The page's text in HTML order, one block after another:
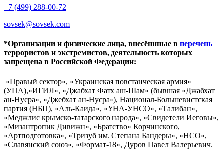
+7 (499) 288-00-72
sovsek@sovsek.com
*Организации и физические лица, внесённные в перечень
террористов и экстремистов, деятельность которых
запрещена в Российской Федерации:
«Правый сектор», «Украинская повстанческая армия»
(УПА),«ИГИЛ», «Джабхат Фатх аш-Шам» (бывшая «Джабхат
ан-Нусра», «Джебхат ан-Нусра»), Национал-Большевистская
партия (НБП), «Аль-Каида», «УНА-УНСО», «Талибан»,
«Меджлис крымско-татарского народа», «Свидетели Иеговы»,
«Мизантропик Дивижн», «Братство» Корчинского,
«Артподготовка», «Тризуб им. Степана Бандеры», «НСО»,
«Славянский союз», «Формат-18», Дуров Павел Валерьевич.